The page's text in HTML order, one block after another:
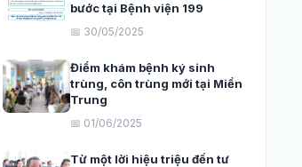
bước tại Bệnh viện 199
📅 30/05/2025
Điểm khám bệnh ký sinh
trùng, côn trùng mới tại Miền
Trung
📅 01/06/2025
Từ một lời hiệu triệu đến tư